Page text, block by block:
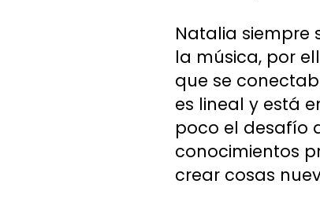
Natalia siempre
la música, por
que se
es lineal y está
poco el desafío
conocimientos
crear cosas